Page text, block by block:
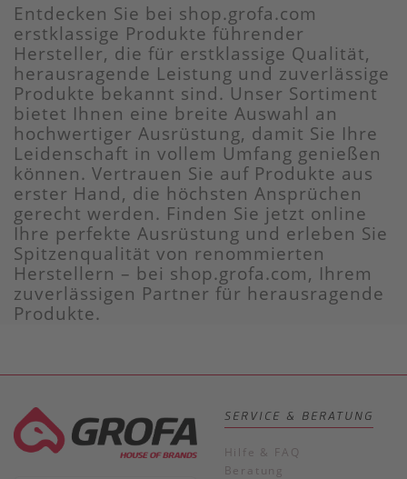
Entdecken Sie bei shop.grofa.com
erstklassige Produkte führender
Hersteller, die für erstklassige Qualität,
herausragende Leistung und zuverlässige
Produkte bekannt sind. Unser Sortiment
bietet Ihnen eine breite Auswahl an
hochwertiger Ausrüstung, damit Sie Ihre
Leidenschaft in vollem Umfang genießen
können. Vertrauen Sie auf Produkte aus
erster Hand, die höchsten Ansprüchen
gerecht werden. Finden Sie jetzt online
Ihre perfekte Ausrüstung und erleben Sie
Spitzenqualität von renommierten
Herstellern – bei shop.grofa.com, Ihrem
zuverlässigen Partner für herausragende
Produkte.
SERVICE & BERATUNG
Hilfe & FAQ
Beratung